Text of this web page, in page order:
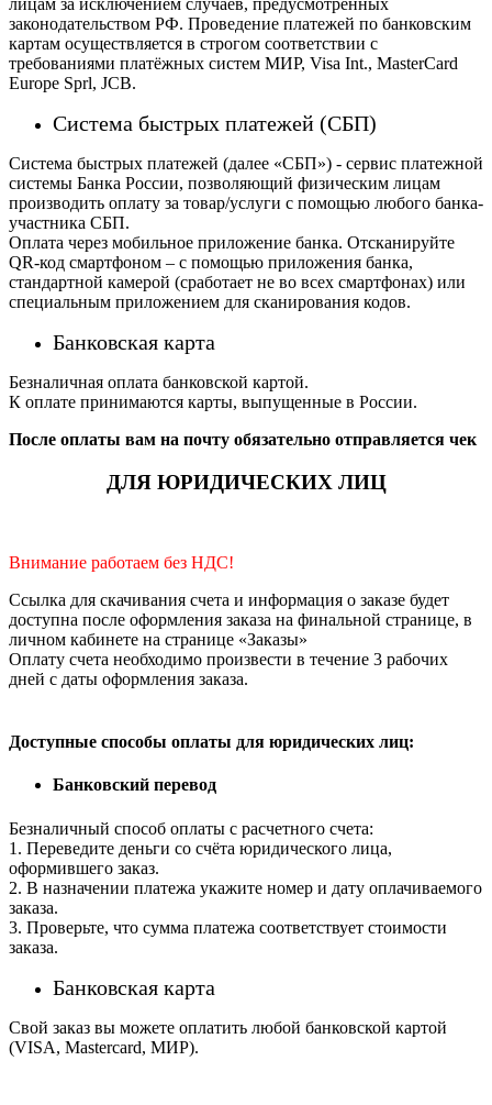
лицам за исключением случаев, предусмотренных
законодательством РФ. Проведение платежей по банковским
картам осуществляется в строгом соответствии с
требованиями платёжных систем МИР, Visa Int., MasterCard
Europe Sprl, JCB.
Система быстрых платежей (СБП)
Система быстрых платежей (далее «СБП») - сервис платежной
системы Банка России, позволяющий физическим лицам
производить оплату за товар/услуги с помощью любого банка-
участника СБП.
Оплата через мобильное приложение банка. Отсканируйте
QR-код смартфоном – с помощью приложения банка,
стандартной камерой (сработает не во всех смартфонах) или
специальным приложением для сканирования кодов.
Банковская карта
Безналичная оплата банковской картой.
К оплате принимаются карты, выпущенные в России.
После оплаты вам на почту обязательно отправляется чек
ДЛЯ ЮРИДИЧЕСКИХ ЛИЦ
Внимание работаем без НДС!
Ссылка для скачивания счета и информация о заказе будет
доступна после оформления заказа на финальной странице, в
личном кабинете на странице «Заказы»
Оплату счета необходимо произвести в течение 3 рабочих
дней с даты оформления заказа.
Доступные способы оплаты для юридических лиц:
Банковский перевод
Безналичный способ оплаты с расчетного счета:
1. Переведите деньги со счёта юридического лица,
оформившего заказ.
2. В назначении платежа укажите номер и дату оплачиваемого
заказа.
3. Проверьте, что сумма платежа соответствует стоимости
заказа.
Банковская карта
Свой заказ вы можете оплатить любой банковской картой
(VISA, Mastercard, МИР).